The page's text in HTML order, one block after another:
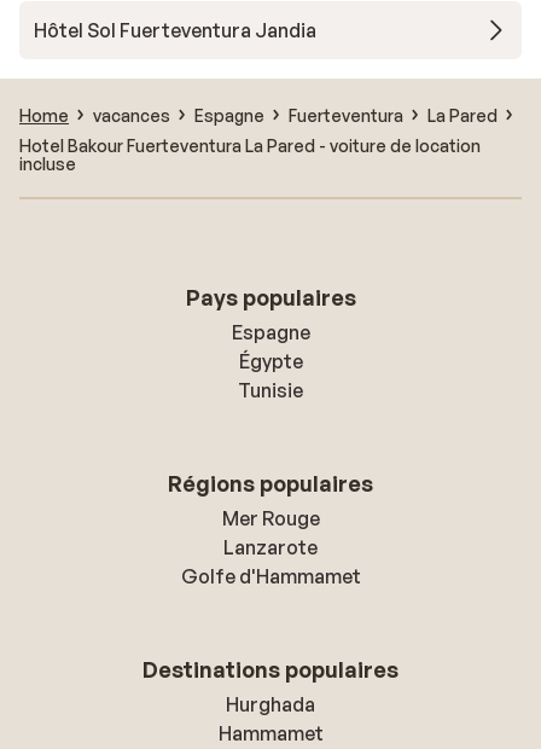
Hôtel Sol Fuerteventura Jandia
Home vacances Espagne Fuerteventura
La Pared
Hotel Bakour Fuerteventura La Pared - voiture de location
incluse
Pays populaires
Espagne
Égypte
Tunisie
Régions populaires
Mer Rouge
Lanzarote
Golfe d'Hammamet
Destinations populaires
Hurghada
Hammamet